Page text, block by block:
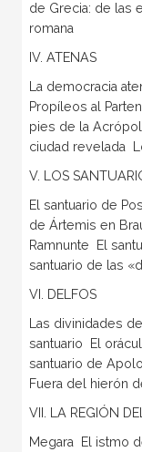
de Grecia: de las
romana
IV. ATENAS
La democracia
Propíleos al
pies de la
ciudad revelada 
V. LOS
El santuario de
de Ártemis en
Ramnunte  El
santuario de las
VI. DELFOS
Las divinidades
santuario  El
santuario de
Fuera del hierón
VII. LA REGIÓN
Megara  El istmo